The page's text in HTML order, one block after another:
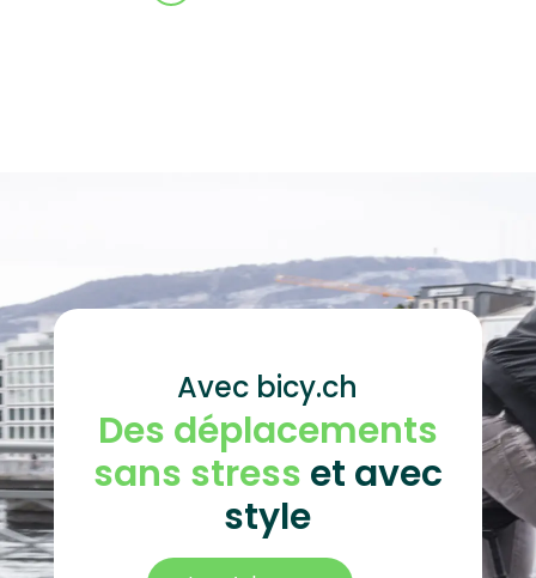
Avec bicy.ch
Des déplacements
sans stress et avec
style